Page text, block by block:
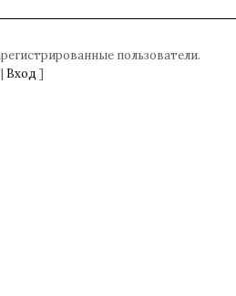
пользователи.
Вход ]